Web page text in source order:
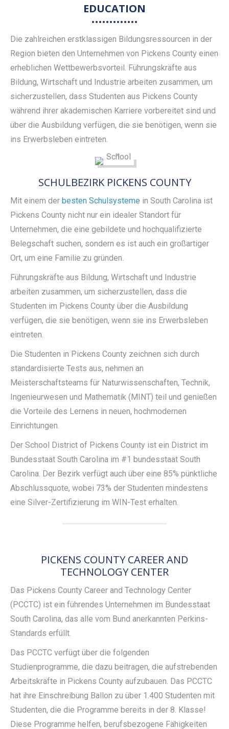
EDUCATION
Die zahlreichen erstklassigen Bildungsressourcen in der
Region bieten den Unternehmen von Pickens County einen
erheblichen Wettbewerbsvorteil. Führungskräfte aus
Bildung, Wirtschaft und Industrie arbeiten zusammen, um
sicherzustellen, dass Studenten aus Pickens County
während ihrer akademischen Karriere vorbereitet sind und
über die Ausbildung verfügen, die sie benötigen, wenn sie
ins Erwerbsleben eintreten.
SCHULBEZIRK PICKENS COUNTY
Mit einem der besten Schulsysteme in South Carolina ist
Pickens County nicht nur ein idealer Standort für
Unternehmen, die eine gebildete und hochqualifizierte
Belegschaft suchen, sondern es ist auch ein großartiger
Ort, um eine Familie zu gründen.
Führungskräfte aus Bildung, Wirtschaft und Industrie
arbeiten zusammen, um sicherzustellen, dass die
Studenten im Pickens County über die Ausbildung
verfügen, die sie benötigen, wenn sie ins Erwerbsleben
eintreten.
Die Studenten in Pickens County zeichnen sich durch
standardisierte Tests aus, nehmen an
Meisterschaftsteams für Naturwissenschaften, Technik,
Ingenieurwesen und Mathematik (MINT) teil und genießen
die Vorteile des Lernens in neuen, hochmodernen
Einrichtungen.
Der School District of Pickens County ist ein District im
Bundesstaat South Carolina im #1 bundesstaat South
Carolina. Der Bezirk verfügt auch über eine 85% pünktliche
Abschlussquote, wobei 73% der Studenten mindestens
eine Silver-Zertifizierung im WIN-Test erhalten.
PICKENS COUNTY CAREER AND
TECHNOLOGY CENTER
Das Pickens County Career and Technology Center
(PCCTC) ist ein führendes Unternehmen im Bundesstaat
South Carolina, das alle vom Bund anerkannten Perkins-
Standards erfüllt.
Das PCCTC verfügt über die folgenden
Studienprogramme, die dazu beitragen, die aufstrebenden
Arbeitskräfte in Pickens County aufzubauen. Das PCCTC
hat ihre Einschreibung Ballon zu über 1.400 Studenten mit
Studenten, die die Programme bereits in der 8. Klasse!
Diese Programme helfen, berufsbezogene Fähigkeiten